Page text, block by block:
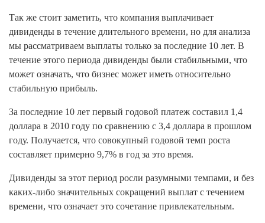
Так же стоит заметить, что компания выплачивает
дивиденды в течение длительного времени, но для анализа
мы рассматриваем выплаты только за последние 10 лет. В
течение этого периода дивиденды были стабильными, что
может означать, что бизнес может иметь относительно
стабильную прибыль.
За последние 10 лет первый годовой платеж составил 1,4
доллара в 2010 году по сравнению с 3,4 доллара в прошлом
году. Получается, что совокупный годовой темп роста
составляет примерно 9,7% в год за это время.
Дивиденды за этот период росли разумными темпами, и без
каких-либо значительных сокращений выплат с течением
времени, что означает это сочетание привлекательным.